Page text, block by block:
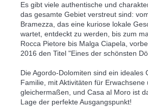
Es gibt viele authentische und
das gesamte Gebiet verstreut sind:
Bramezza, das eine kuriose lokale
wartet, entdeckt zu werden, bis zum
Rocca Pietore bis Malga Ciapela,
2016 den Titel "Eines der schönsten
Die Agordo-Dolomiten sind ein ideales
Familie, mit Aktivitäten für Erwachsene
gleichermaßen, und Casa al Moro ist
Lage der perfekte Ausgangspunkt!